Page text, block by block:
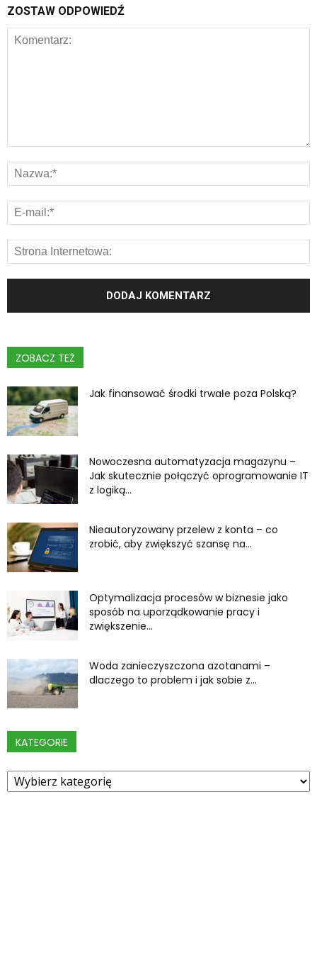
ZOSTAW ODPOWIEDŹ
ZOBACZ TEŻ
Jak finansować środki trwałe poza Polską?
Nowoczesna automatyzacja magazynu –
Jak skutecznie połączyć oprogramowanie IT
z logiką...
Nieautoryzowany przelew z konta – co
zrobić, aby zwiększyć szansę na...
Optymalizacja procesów w biznesie jako
sposób na uporządkowanie pracy i
zwiększenie...
Woda zanieczyszczona azotanami –
dlaczego to problem i jak sobie z...
KATEGORIE
Kategorie